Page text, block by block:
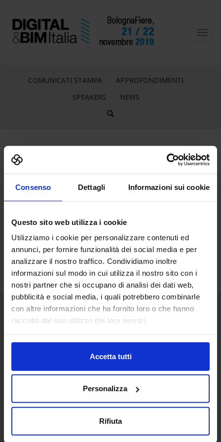
Consenso Dettagli Informazioni sui cookie
Questo sito web utilizza i cookie
Utilizziamo i cookie per personalizzare contenuti ed
annunci, per fornire funzionalità dei social media e per
analizzare il nostro traffico. Condividiamo inoltre
informazioni sul modo in cui utilizza il nostro sito con i
nostri partner che si occupano di analisi dei dati web,
pubblicità e social media, i quali potrebbero combinarle
con altre informazioni che ha fornito loro o che hanno
raccolto dal suo utilizzo dei loro servizi.
Accetta tutti
Personalizza
Rifiuta
COMUNICATI STAMPA
APPROFONDIMENTI
SPEAKERS
NEWS
GRUPPO-MAGGIOLI
Senaf srl
+ 39 051.325511
+ 39 02.332039460
Progetto e direzione